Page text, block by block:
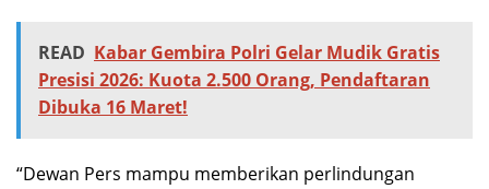
READ Kabar Gembira Polri Gelar Mudik Gratis
Presisi 2026: Kuota 2.500 Orang, Pendaftaran
Dibuka 16 Maret!
“Dewan Pers mampu memberikan perlindungan